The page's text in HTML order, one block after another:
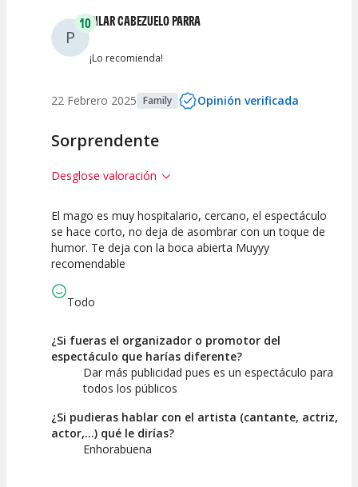
P
10PILAR CABEZUELO PARRA
¡Lo recomienda!
22 Febrero 2025 Family Opinión verificada
Sorprendente
Desglose valoración
10
Calidad del
Espectáculo
10
Puesta en
10
Interpretación
El mago es muy hospitalario, cercano, el espectáculo
se hace corto, no deja de asombrar con un toque de
humor. Te deja con la boca abierta Muyyy
recomendable
Todo
¿Si fueras el organizador o promotor del
espectáculo que harías diferente?
Dar más publicidad pues es un espectáculo para
todos los públicos
¿Si pudieras hablar con el artista (cantante, actriz,
actor,...) qué le dirías?
Enhorabuena